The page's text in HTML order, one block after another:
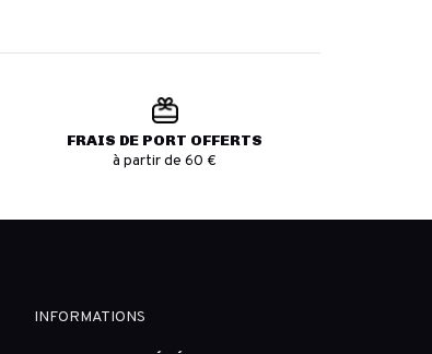
FRAIS DE PORT OFFERTS
à partir de 60 €
INFORMATIONS